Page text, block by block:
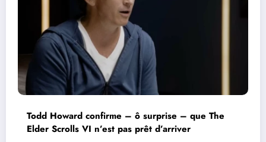
Todd Howard confirme – ô surprise – que The
Elder Scrolls VI n’est pas prêt d’arriver